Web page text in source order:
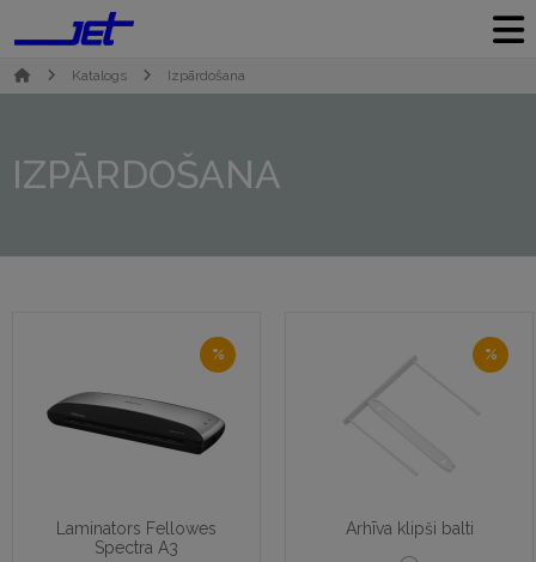
Katalogs Izpārdošana
IZPĀRDOŠANA
%
Laminators Fellowes
Spectra A3
%
Arhīva klipši balti